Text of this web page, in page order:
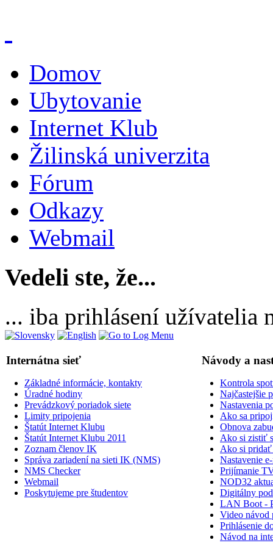
Domov
Ubytovanie
Internet Klub
Žilinská univerzita
Fórum
Odkazy
Webmail
Vedeli ste, že...
... iba prihlásení užívatelia
Internátna sieť Návody a
Základné informácie, kontakty
Úradné hodiny
Prevádzkový poriadok siete
Limity pripojenia
Štatút Internet Klubu
Štatút Internet Klubu 2011
Zoznam členov IK
Správa zariadení na sieti IK (NMS)
NMS Checker
Webmail
Poskytujeme pre študentov
Kontrola
Najčastejšie
Nastavenia
Ako sa
Obnova
Ako si zistiť
Ako si
Nastavenie
Prijímanie
NOD32
Digitálny
LAN Boot -
Video návod
Prihlásenie
Návod na